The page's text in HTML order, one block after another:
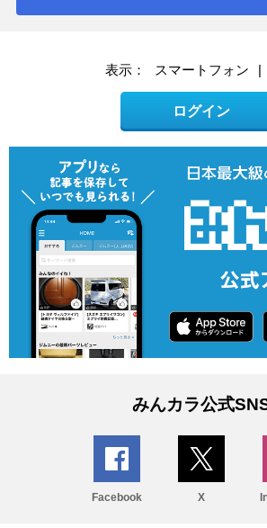
表示： スマートフォン |
ログイン
みんカラ公式
Facebook X